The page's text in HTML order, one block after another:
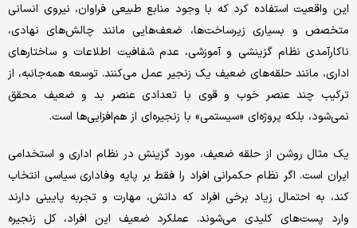
این واقعیت استفاده کرد که با وجود منابع طبیعی فراوان، نیروی انسانی
متخصص و بسیاری زیرساخت‌ها، ضعف‌هایی مانند چالش‌های نهادی،
ناکارآمدی نظام گزینشی و آموزشی، عدم شفافیت اطلاعات و ساختارهای
اداری، مانند حلقه‌های ضعیف یک زنجیر عمل می‌کنند. توسعه همه‌جانبه، از
ترکیب چند عنصر خوب و قوی با تعدادی عنصر بد و ضعیف محقق
نمی‌شود، بلکه پروژه‌ای «سیستمی» با زنجیره‌ای از هم‌افزایی‌ها است.
یک مثال روشن از حلقه ضعیف، مورد گزینش در نظام اداری و استخدامی
ایران است. اگر نظام حکمرانی افراد را فقط بر پایه وفاداری سیاسی انتخاب
کند، به احتمال زیاد برخی افراد که دانش، مهارت و تجربه پایینی دارند
وارد پست‌های کلیدی می‌شوند. عملکرد ضعیف این افراد، کل زنجیره